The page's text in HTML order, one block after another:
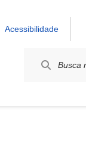
Acessibilidade